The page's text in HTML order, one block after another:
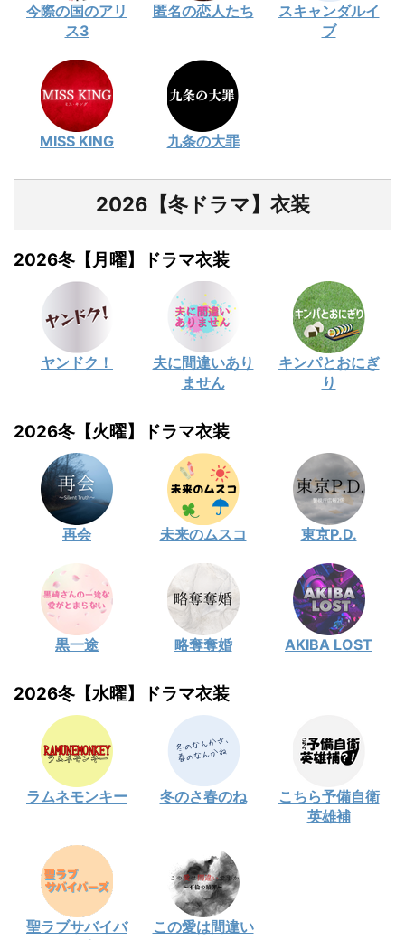
今際の国のアリ
ス3
匿名の恋人たち
スキャンダルイ
ブ
MISS KING 九条の大罪
2026【冬ドラマ】衣装
2026冬【月曜】ドラマ衣装
ヤンドク！
夫に間違いあり
ません
キンパとおにぎ
り
2026冬【火曜】ドラマ衣装
再会 未来のムスコ 東京P.D.
黒一途 略奪奪婚 AKIBA LOST
2026冬【水曜】ドラマ衣装
ラムネモンキー 冬のさ春のね
こちら予備自衛
英雄補
聖ラブサバイバ
この愛は間違い